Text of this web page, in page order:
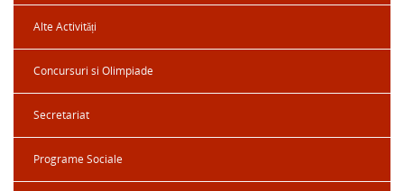
Alte Activități
Concursuri si Olimpiade
Secretariat
Programe Sociale